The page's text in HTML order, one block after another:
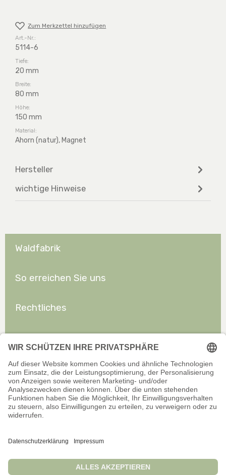
Zum Merkzettel hinzufügen
Art.-Nr.:
5114-6
Tiefe:
20 mm
Breite:
80 mm
Höhe:
150 mm
Material:
Ahorn (natur), Magnet
Hersteller
wichtige Hinweise
Waldfabrik
So erreichen Sie uns
Rechtliches
Offizieller Onlineshop für Privatkunden. Alle Preise inkl. gesetzl.